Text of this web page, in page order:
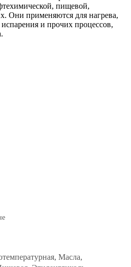
пищевой,
Они применяются для нагрева,
и прочих процессов,
Масла,